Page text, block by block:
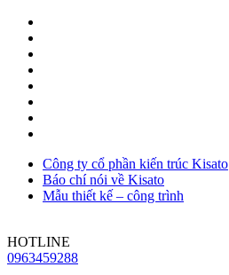
Công ty cổ phần kiến trúc Kisato
Báo chí nói về Kisato
Mẫu thiết kế – công trình
HOTLINE
0963459288